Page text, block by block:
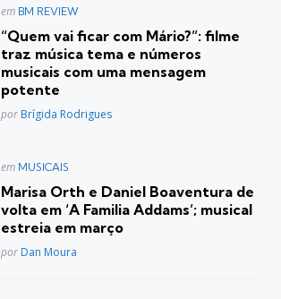
Postado
em BM REVIEW
“Quem vai ficar com Mário?”: filme
traz música tema e números
musicais com uma mensagem
potente
Posted
por Brígida Rodrigues
Postado
em MUSICAIS
Marisa Orth e Daniel Boaventura de
volta em ‘A Familia Addams’; musical
estreia em março
Posted
por Dan Moura